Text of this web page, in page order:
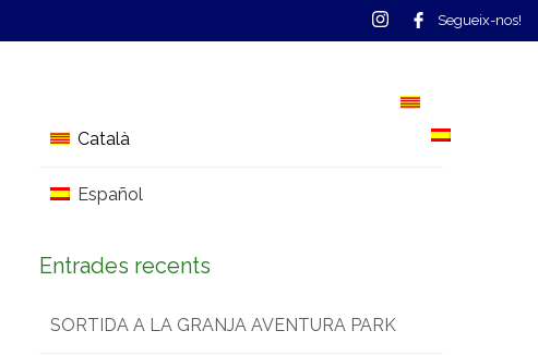
Segueix-nos!
Català
Español
Entrades recents
SORTIDA A LA GRANJA AVENTURA PARK